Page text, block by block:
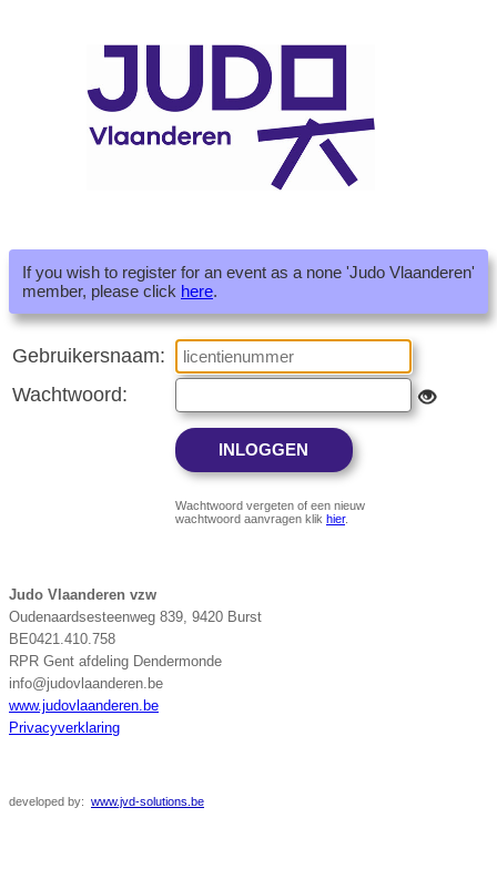
If you wish to register for an event as a none 'Judo Vlaanderen'
member, please click here.
Gebruikersnaam:
Wachtwoord:
Wachtwoord vergeten of een nieuw
wachtwoord aanvragen klik hier.
Judo Vlaanderen vzw
Oudenaardsesteenweg 839, 9420 Burst
BE0421.410.758
RPR Gent afdeling Dendermonde
info@judovlaanderen.be
www.judovlaanderen.be
Privacyverklaring
developed by: www.jvd-solutions.be